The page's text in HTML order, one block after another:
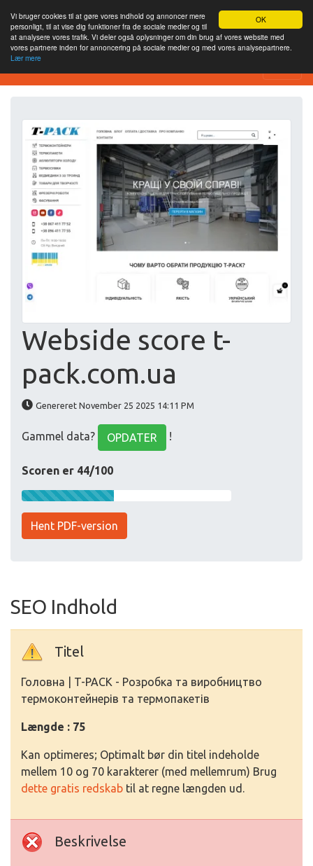
OK
Vi bruger cookies til at gøre vores indhold og annoncer mere
personligt, til at vise dig funktioner fra de sociale medier og til
at analysere vores trafik. Vi deler også oplysninger om din brug af vores website med
vores partnere inden for annoncering på sociale medier og med vores analysepartnere.
Lær mere
Værktøj til webstedsanalyse
Webside score t-
pack.com.ua
Genereret November 25 2025 14:11 PM
Gammel data? OPDATER !
Scoren er 44/100
Hent PDF-version
SEO Indhold
Titel
Головна | T-PACK - Розробка та виробництво
термоконтейнерів та термопакетів
Længde : 75
Kan optimeres; Optimalt bør din titel indeholde
mellem 10 og 70 karakterer (med mellemrum) Brug
dette gratis redskab til at regne længden ud.
Beskrivelse